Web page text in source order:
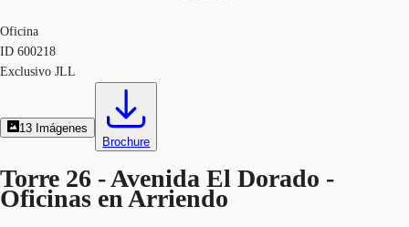
Oficina
ID 600218
Exclusivo JLL
13 Imágenes
Brochure
Torre 26 - Avenida El Dorado -
Oficinas en Arriendo